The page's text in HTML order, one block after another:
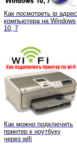
Как посмотреть ip адрес
компьютера на Windows
10, 7
Как можно подключить
принтер к ноутбуку
через wifi